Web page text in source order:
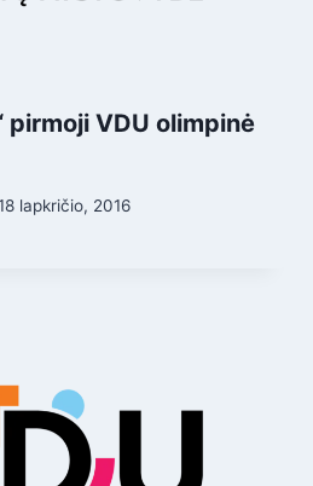
pirmoji VDU olimpinė
lapkričio, 2016